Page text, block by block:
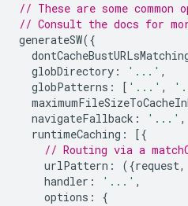
// These are some
// Consult the docs for
generateSW({
globDirectory : '...' ,
globPatterns : [ '...' ,
navigateFallback : '...' ,
runtimeCaching :
[{
// Routing via a
urlPattern : ({request,
handler : '...' ,
options :
{